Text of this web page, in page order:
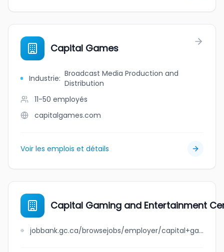
Capital Games
Industrie: Broadcast Media Production and
Distribution
11-50 employés
capitalgames.com
Voir les emplois et détails
Capital Gaming and Entertainment
jobbank.gc.ca/browsejobs/employer/capital+gaming+and+entertainment+centre+%28overbrook+bingo+palace%29/ca